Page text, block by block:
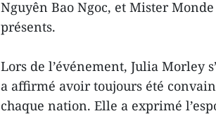
Nguyên Bao Ngoc, et Mister
présents.
Lors de l’événement, Julia Morley
a affirmé avoir toujours été
chaque nation. Elle a exprimé